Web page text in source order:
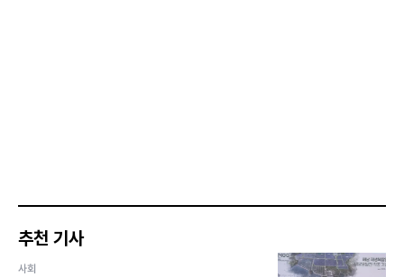
추천 기사
사회